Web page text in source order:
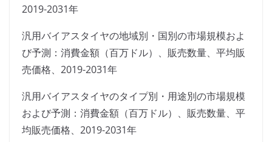
2019-2031年
汎用バイアスタイヤの地域別・国別の市場規模およ
び予測：消費金額（百万ドル）、販売数量、平均販
売価格、2019-2031年
汎用バイアスタイヤのタイプ別・用途別の市場規模
および予測：消費金額（百万ドル）、販売数量、平
均販売価格、2019-2031年